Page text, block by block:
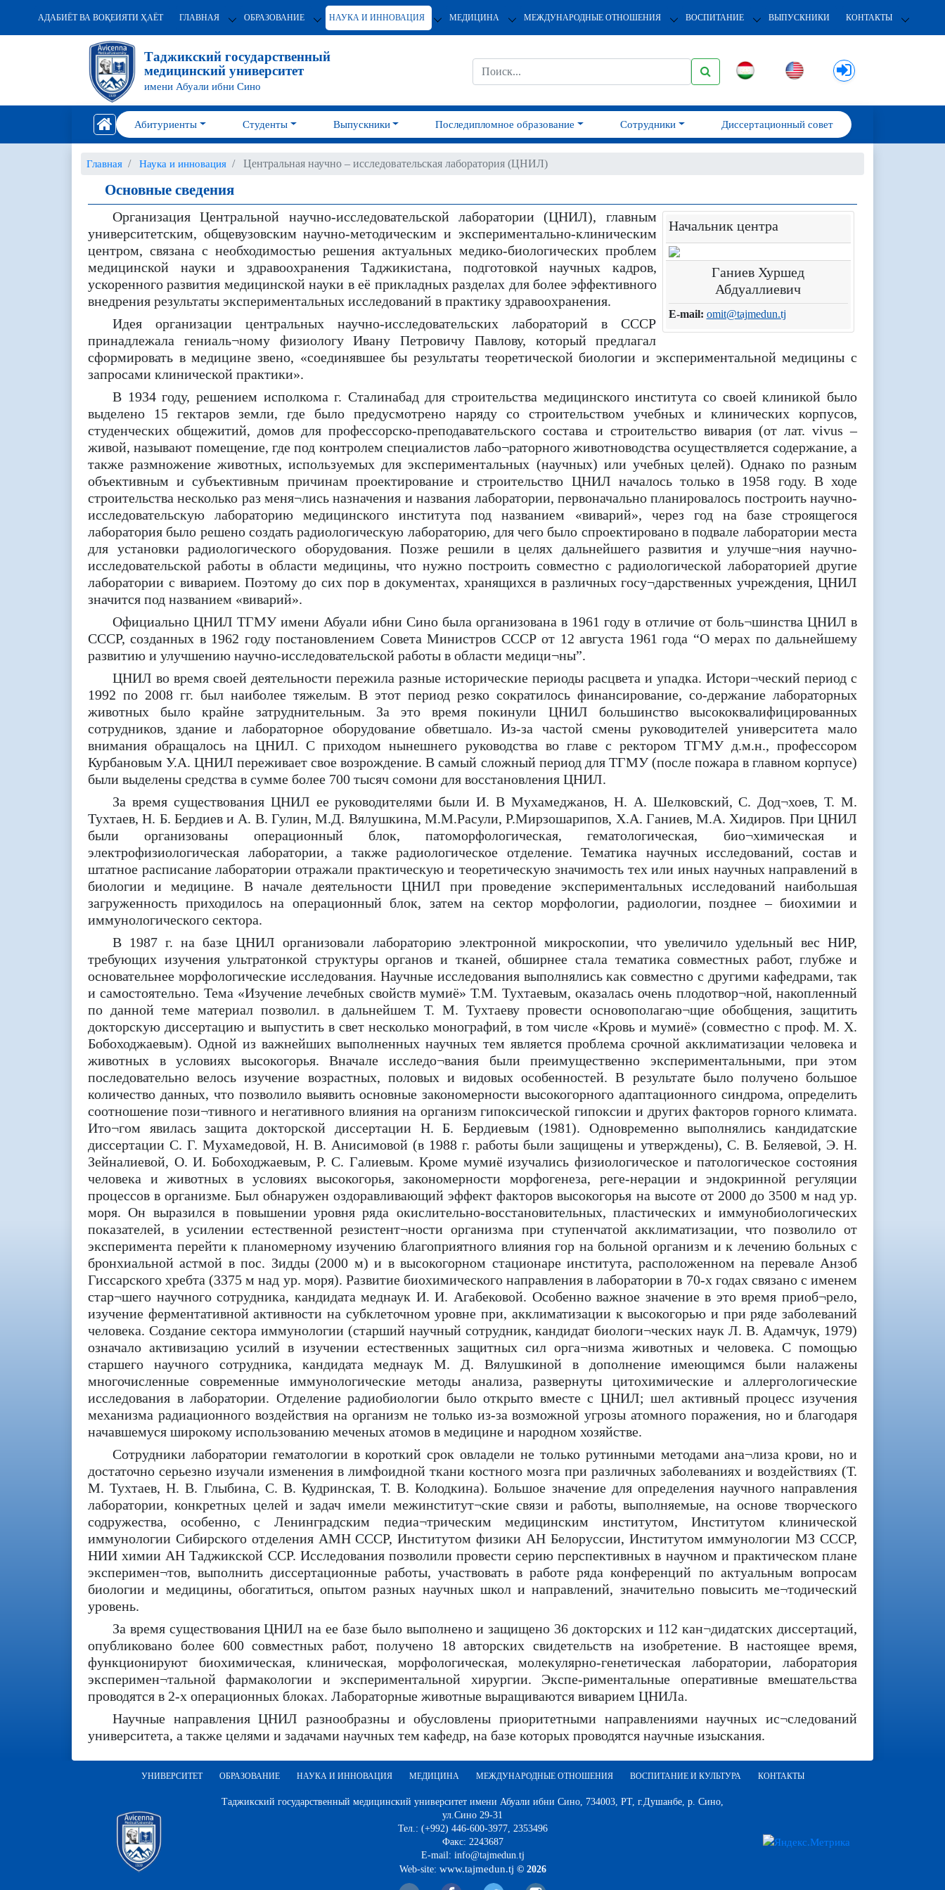
АДАБИЁТ ВА ВОҚЕИЯТИ ҲАЁТ ГЛАВНАЯ ОБРАЗОВАНИЕ НАУКА И ИННОВАЦИЯ МЕДИЦИНА МЕЖДУНАРОДНЫЕ ОТНОШЕНИЯ ВОСПИТАНИЕ ВЫПУСКНИКИ КОНТАКТЫ
Таджикский государственный
медицинский университет
имени Абуали ибни Сино
Абитуриенты Студенты Выпускники Последипломное образование Сотрудники Диссертационный совет
Главная Наука и инновация Центральная научно – исследовательская лаборатория (ЦНИЛ)
Основные сведения
Начальник центра
Ганиев Хуршед
Абдуаллиевич
E-mail: omit@tajmedun.tj
Организация Центральной научно-исследовательской лаборатории (ЦНИЛ), главным
университетским, общевузовским научно-методическим и экспериментально-клиническим
центром, связана с необходимостью решения актуальных медико-биологических проблем
медицинской науки и здравоохранения Таджикистана, подготовкой научных кадров,
ускоренного развития медицинской науки в её прикладных разделах для более эффективного
внедрения результаты экспериментальных исследований в практику здравоохранения.
Идея организации центральных научно-исследовательских лабораторий в СССР
принадлежала гениаль¬ному физиологу Ивану Петровичу Павлову, который предлагал
сформировать в медицине звено, «соединявшее бы результаты теоретической биологии и экспериментальной медицины с
запросами клинической практики».
В 1934 году, решением исполкома г. Сталинабад для строительства медицинского института со своей клиникой было
выделено 15 гектаров земли, где было предусмотрено наряду со строительством учебных и клинических корпусов,
студенческих общежитий, домов для профессорско-преподавательского состава и строительство вивария (от лат. vivus –
живой, называют помещение, где под контролем специалистов лабо¬раторного животноводства осуществляется содержание, а
также размножение животных, используемых для экспериментальных (научных) или учебных целей). Однако по разным
объективным и субъективным причинам проектирование и строительство ЦНИЛ началось только в 1958 году. В ходе
строительства несколько раз меня¬лись назначения и названия лаборатории, первоначально планировалось построить научно-
исследовательскую лабораторию медицинского института под названием «виварий», через год на базе строящегося
лаборатория было решено создать радиологическую лабораторию, для чего было спроектировано в подвале лаборатории места
для установки радиологического оборудования. Позже решили в целях дальнейшего развития и улучше¬ния научно-
исследовательской работы в области медицины, что нужно построить совместно с радиологической лабораторией другие
лаборатории с виварием. Поэтому до сих пор в документах, хранящихся в различных госу¬дарственных учреждения, ЦНИЛ
значится под названием «виварий».
Официально ЦНИЛ ТГМУ имени Абуали ибни Сино была организована в 1961 году в отличие от боль¬шинства ЦНИЛ в
СССР, созданных в 1962 году постановлением Совета Министров СССР от 12 августа 1961 года “О мерах по дальнейшему
развитию и улучшению научно-исследовательской работы в области медици¬ны”.
ЦНИЛ во время своей деятельности пережила разные исторические периоды расцвета и упадка. Истори¬ческий период с
1992 по 2008 гг. был наиболее тяжелым. В этот период резко сократилось финансирование, со-держание лабораторных
животных было крайне затруднительным. За это время покинули ЦНИЛ большинство высококвалифицированных
сотрудников, здание и лабораторное оборудование обветшало. Из-за частой смены руководителей университета мало
внимания обращалось на ЦНИЛ. С приходом нынешнего руководства во главе с ректором ТГМУ д.м.н., профессором
Курбановым У.А. ЦНИЛ переживает свое возрождение. В самый сложный период для ТГМУ (после пожара в главном корпусе)
были выделены средства в сумме более 700 тысяч сомони для восстановления ЦНИЛ.
За время существования ЦНИЛ ее руководителями были И. В Мухамеджанов, Н. А. Шелковский, С. Дод¬хоев, Т. М.
Тухтаев, Н. Б. Бердиев и А. В. Гулин, М.Д. Вялушкина, М.М.Расули, Р.Мирзошарипов, Х.А. Ганиев, М.А. Хидиров. При ЦНИЛ
были организованы операционный блок, патоморфологическая, гематологическая, био¬химическая и
электрофизиологическая лаборатории, а также радиологическое отделение. Тематика научных исследований, состав и
штатное расписание лаборатории отражали практическую и теоретическую значимость тех или иных научных направлений в
биологии и медицине. В начале деятельности ЦНИЛ при проведение экспериментальных исследований наибольшая
загруженность приходилось на операционный блок, затем на сектор морфологии, радиологии, позднее – биохимии и
иммунологического сектора.
В 1987 г. на базе ЦНИЛ организовали лабораторию электронной микроскопии, что увеличило удельный вес НИР,
требующих изучения ультратонкой структуры органов и тканей, обширнее стала тематика совместных работ, глубже и
основательнее морфологические исследования. Научные исследования выполнялись как совместно с другими кафедрами, так
и самостоятельно. Тема «Изучение лечебных свойств мумиё» Т.М. Тухтаевым, оказалась очень плодотвор¬ной, накопленный
по данной теме материал позволил. в дальнейшем Т. М. Тухтаеву провести основополагаю¬щие обобщения, защитить
докторскую диссертацию и выпустить в свет несколько монографий, в том числе «Кровь и мумиё» (совместно с проф. М. X.
Бобоходжаевым). Одной из важнейших выполненных научных тем является проблема срочной акклиматизации человека и
животных в условиях высокогорья. Вначале исследо¬вания были преимущественно экспериментальными, при этом
последовательно велось изучение возрастных, половых и видовых особенностей. В результате было получено большое
количество данных, что позволило выявить основные закономерности высокогорного адаптационного синдрома, определить
соотношение пози¬тивного и негативного влияния на организм гипоксической гипоксии и других факторов горного климата.
Ито¬гом явилась защита докторской диссертации Н. Б. Бердиевым (1981). Одновременно выполнялись кандидатские
диссертации С. Г. Мухамедовой, Н. В. Анисимовой (в 1988 г. работы были защищены и утверждены), С. В. Беляевой, Э. Н.
Зейналиевой, О. И. Бобоходжаевым, Р. С. Галиевым. Кроме мумиё изучались физиологическое и патологическое состояния
человека и животных в условиях высокогорья, закономерности морфогенеза, реге-нерации и эндокринной регуляции
процессов в организме. Был обнаружен оздоравливающий эффект факторов высокогорья на высоте от 2000 до 3500 м над ур.
моря. Он выразился в повышении уровня ряда окислительно-восстановительных, пластических и иммунобиологических
показателей, в усилении естественной резистент¬ности организма при ступенчатой акклиматизации, что позволило от
эксперимента перейти к планомерному изучению благоприятного влияния гор на больной организм и к лечению больных с
бронхиальной астмой в пос. Зидды (2000 м) и в высокогорном стационаре института, расположенном на перевале Анзоб
Гиссарского хребта (3375 м над ур. моря). Развитие биохимического направления в лаборатории в 70-х годах связано с именем
стар¬шего научного сотрудника, кандидата меднаук И. И. Агабековой. Особенно важное значение в это время приоб¬рело,
изучение ферментативной активности на субклеточном уровне при, акклиматизации к высокогорью и при ряде заболеваний
человека. Создание сектора иммунологии (старший научный сотрудник, кандидат биологи¬ческих наук Л. В. Адамчук, 1979)
означало активизацию усилий в изучении естественных защитных сил орга¬низма животных и человека. С помощью
старшего научного сотрудника, кандидата меднаук М. Д. Вялушкиной в дополнение имеющимся были налажены
многочисленные современные иммунологические методы анализа, развернуты цитохимические и аллергологические
исследования в лаборатории. Отделение радиобиологии было открыто вместе с ЦНИЛ; шел активный процесс изучения
механизма радиационного воздействия на организм не только из-за возможной угрозы атомного поражения, но и благодаря
начавшемуся широкому использованию меченых атомов в медицине и народном хозяйстве.
Сотрудники лаборатории гематологии в короткий срок овладели не только рутинными методами ана¬лиза крови, но и
достаточно серьезно изучали изменения в лимфоидной ткани костного мозга при различных заболеваниях и воздействиях (Т.
М. Тухтаев, Н. В. Глыбина, С. В. Кудринская, Т. В. Колодкина). Большое значение для определения научного направления
лаборатории, конкретных целей и задач имели межинститут¬ские связи и работы, выполняемые, на основе творческого
содружества, особенно, с Ленинградским педиа¬трическим медицинским институтом, Институтом клинической
иммунологии Сибирского отделения АМН СССР, Институтом физики АН Белоруссии, Институтом иммунологии МЗ СССР,
НИИ химии АН Таджикской ССР. Исследования позволили провести серию перспективных в научном и практическом плане
эксперимен¬тов, выполнить диссертационные работы, участвовать в работе ряда конференций по актуальным вопросам
биологии и медицины, обогатиться, опытом разных научных школ и направлений, значительно повысить ме¬тодический
уровень.
За время существования ЦНИЛ на ее базе было выполнено и защищено 36 докторских и 112 кан¬дидатских диссертаций,
опубликовано более 600 совместных работ, получено 18 авторских свидетельств на изобретение. В настоящее время,
функционируют биохимическая, клиническая, морфологическая, молекулярно-генетическая лаборатории, лаборатория
эксперимен¬тальной фармакологии и экспериментальной хирургии. Экспе-риментальные оперативные вмешательства
проводятся в 2-х операционных блоках. Лабораторные животные выращиваются виварием ЦНИЛа.
Научные направления ЦНИЛ разнообразны и обусловлены приоритетными направлениями научных ис¬следований
университета, а также целями и задачами научных тем кафедр, на базе которых проводятся научные изыскания.
УНИВЕРСИТЕТ ОБРАЗОВАНИЕ НАУКА И ИННОВАЦИЯ МЕДИЦИНА МЕЖДУНАРОДНЫЕ ОТНОШЕНИЯ ВОСПИТАНИЕ И КУЛЬТУРА КОНТАКТЫ
Таджикский государственный медицинский университет имени Абуали ибни Сино, 734003, РТ, г.Душанбе, р. Сино,
ул.Сино 29-31
Тел.: (+992) 446-600-3977, 2353496
Факс: 2243687
E-mail: info@tajmedun.tj
Web-site: www.tajmedun.tj © 2026